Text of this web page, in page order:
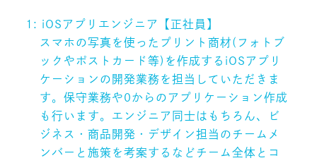
1: iOSアプリエンジニア【正社員】
スマホの写真を使ったプリント商材(フォトブ
ックやポストカード等)を作成するiOSアプリ
ケーションの開発業務を担当していただきま
す。保守業務や0からのアプリケーション作成
も行います。エンジニア同士はもちろん、ビ
ジネス・商品開発・デザイン担当のチームメ
ンバーと施策を考案するなどチーム全体とコ